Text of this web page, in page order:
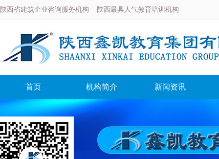
陕西省建筑企业咨询服务机构 陕西最具人气教育培训机构
首页 机构简介 新闻资讯